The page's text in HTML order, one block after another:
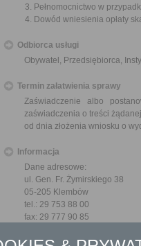
Pełnomocnictwo w
Dowód wniesienia opłaty
Odbiorca usługi
Obywatel, Przedsiębiorca,
Termin załatwienia sprawy
Zaświadczenie albo
zaświadczenia o treści
od dnia złożenia wniosku o
Informacja
Dane adresowe:
ul. Gen. Fr. Żymirskiego 38
05-205 Klembów
tel.: 29 753 88 00
fax: 29 777 90 85